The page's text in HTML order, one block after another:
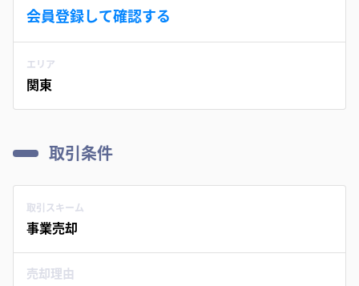
会員登録して確認する
エリア
関東
取引条件
取引スキーム
事業売却
売却理由